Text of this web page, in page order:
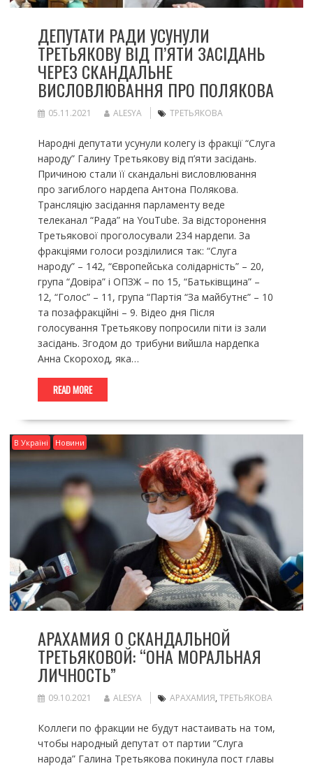
ДЕПУТАТИ РАДИ УСУНУЛИ
ТРЕТЬЯКОВУ ВІД П’ЯТИ ЗАСІДАНЬ
ЧЕРЕЗ СКАНДАЛЬНЕ
ВИСЛОВЛЮВАННЯ ПРО ПОЛЯКОВА
05.11.2021 ALESYA ТРЕТЬЯКОВА
Народні депутати усунули колегу із фракції “Слуга
народу” Галину Третьякову від п’яти засідань.
Причиною стали її скандальні висловлювання
про загиблого нардепа Антона Полякова.
Трансляцію засідання парламенту веде
телеканал “Рада” на YouTube. За відсторонення
Третьякової проголосували 234 нардепи. За
фракціями голоси розділилися так: “Слуга
народу” – 142, “Європейська солідарність” – 20,
група “Довіра” і ОПЗЖ – по 15, “Батьківщина” –
12, “Голос” – 11, група “Партія “За майбутнє” – 10
та позафракційні – 9. Відео дня Після
голосування Третьякову попросили піти із зали
засідань. Згодом до трибуни вийшла нардепка
Анна Скороход, яка…
READ MORE
В Україні Новини
АРАХАМИЯ О СКАНДАЛЬНОЙ
ТРЕТЬЯКОВОЙ: “ОНА МОРАЛЬНАЯ
ЛИЧНОСТЬ”
09.10.2021 ALESYA АРАХАМИЯ, ТРЕТЬЯКОВА
Коллеги по фракции не будут настаивать на том,
чтобы народный депутат от партии “Слуга
народа” Галина Третьякова покинула пост главы